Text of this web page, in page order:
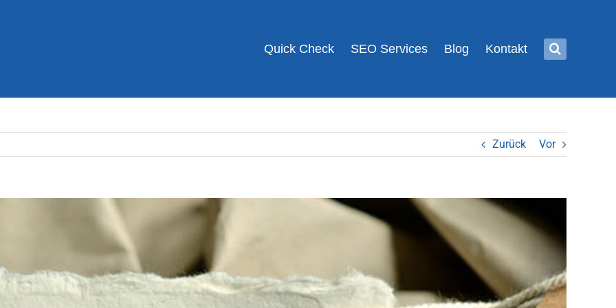
Quick Check SEO Services Blog Kontakt
Zurück Vor